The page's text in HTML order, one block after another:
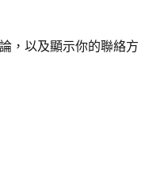
，以及顯示你的聯絡方